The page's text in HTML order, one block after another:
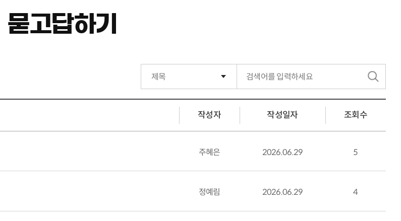
묻고답하기
검
색
작성자 작성일자 조회수
주혜은 2026.06.29 5
정예림 2026.06.29 4